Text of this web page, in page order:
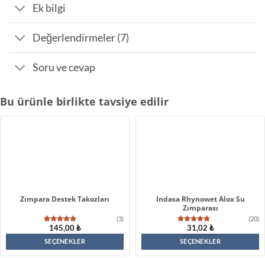
Ek bilgi
Değerlendirmeler (7)
Soru ve cevap
Bu ürünle birlikte tavsiye edilir
Zımpara Destek Takozları
müşteri
puanına
dayanarak
üzerinden
(3)
145,00₺
SEÇENEKLER
Indasa Rhynowet Alox Su
Zımparası
müşteri
puanına
dayanarak
4.95puan
(20)
31,02 ₺
SEÇENEKLER